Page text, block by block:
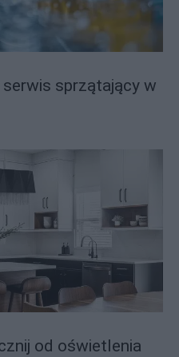
sprzątający w
od oświetlenia